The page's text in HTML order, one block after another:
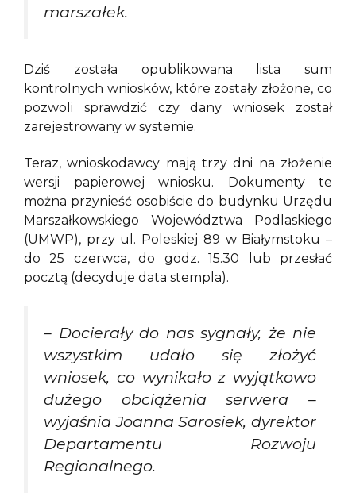
marszałek.
Dziś została opublikowana lista sum
kontrolnych wniosków, które zostały złożone, co
pozwoli sprawdzić czy dany wniosek został
zarejestrowany w systemie.
Teraz, wnioskodawcy mają trzy dni na złożenie
wersji papierowej wniosku. Dokumenty te
można przynieść osobiście do budynku Urzędu
Marszałkowskiego Województwa Podlaskiego
(UMWP), przy ul. Poleskiej 89 w Białymstoku –
do 25 czerwca, do godz. 15.30 lub przesłać
pocztą (decyduje data stempla).
– Docierały do nas sygnały, że nie
wszystkim udało się złożyć
wniosek, co wynikało z wyjątkowo
dużego obciążenia serwera –
wyjaśnia Joanna Sarosiek, dyrektor
Departamentu Rozwoju
Regionalnego.